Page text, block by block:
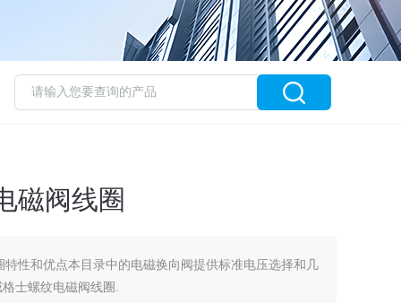
磁阀线圈
性和优点本目录中的电磁换向阀提供标准电压选择和几
士螺纹电磁阀线圈.